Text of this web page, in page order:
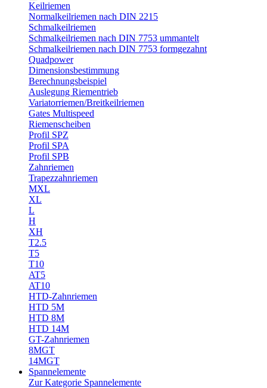
Keilriemen
Normalkeilriemen nach DIN 2215
Schmalkeilriemen
Schmalkeilriemen nach DIN 7753 ummantelt
Schmalkeilriemen nach DIN 7753 formgezahnt
Quadpower
Dimensionsbestimmung
Berechnungsbeispiel
Auslegung Riementrieb
Variatorriemen/Breitkeilriemen
Gates Multispeed
Riemenscheiben
Profil SPZ
Profil SPA
Profil SPB
Zahnriemen
Trapezzahnriemen
MXL
XL
L
H
XH
T2.5
T5
T10
AT5
AT10
HTD-Zahnriemen
HTD 5M
HTD 8M
HTD 14M
GT-Zahnriemen
8MGT
14MGT
Spannelemente
Zur Kategorie Spannelemente